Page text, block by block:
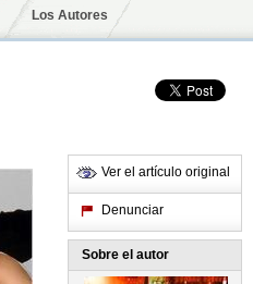
Los Autores
Ver el artículo original
Denunciar
Sobre el autor